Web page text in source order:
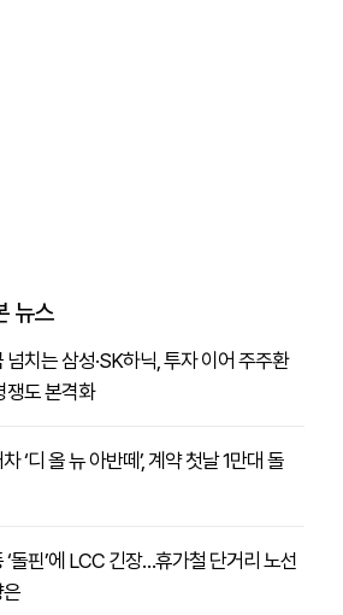
아투TV
뉴스
넘치는 삼성·SK하닉, 투자 이어 주주환
쟁도 본격화
‘디 올 뉴 아반떼’, 계약 첫날 1만대 돌
‘돌핀’에 LCC 긴장…휴가철 단거리 노선